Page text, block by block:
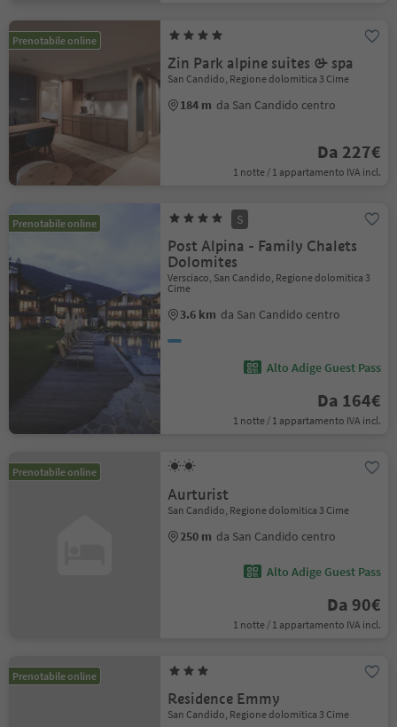
Prenotabile online
Zin Park alpine suites & spa
San Candido, Regione dolomitica 3 Cime
184 m da San Candido centro
Da 227€
1 notte / 1 appartamento IVA incl.
Prenotabile online S
Post Alpina - Family Chalets
Dolomites
Versciaco, San Candido, Regione dolomitica 3
Cime
3.6 km da San Candido centro
Alto Adige Guest Pass
Da 164€
1 notte / 1 appartamento IVA incl.
Prenotabile online
Aurturist
San Candido, Regione dolomitica 3 Cime
250 m da San Candido centro
Alto Adige Guest Pass
Da 90€
1 notte / 1 appartamento IVA incl.
Prenotabile online
Residence Emmy
San Candido, Regione dolomitica 3 Cime